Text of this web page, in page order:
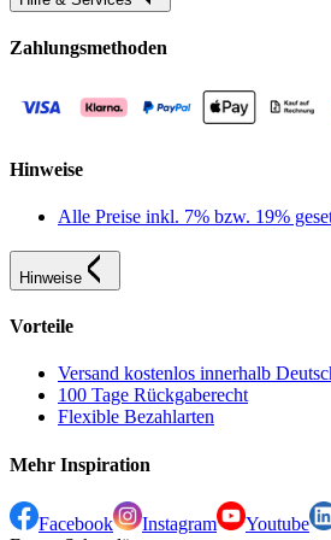
Zahlungsmethoden
Hinweise
Alle Preise inkl. 7% bzw. 19%
Hinweise
Vorteile
Versand kostenlos innerhalb
100 Tage Rückgaberecht
Flexible Bezahlarten
Mehr Inspiration
Facebook Instagram Youtube